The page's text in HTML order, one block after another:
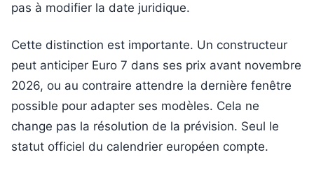
pas à modifier la date juridique.
Cette distinction est importante. Un constructeur
peut anticiper Euro 7 dans ses prix avant novembre
2026, ou au contraire attendre la dernière fenêtre
possible pour adapter ses modèles. Cela ne
change pas la résolution de la prévision. Seul le
statut officiel du calendrier européen compte.